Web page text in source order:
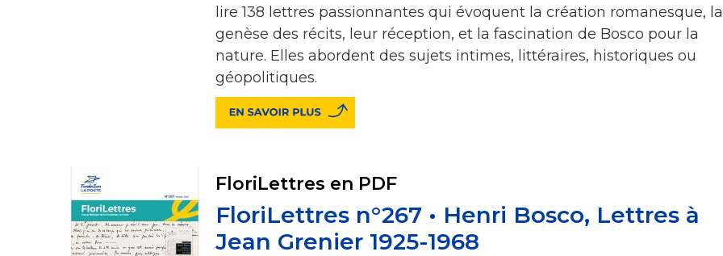
lire 138 lettres passionnantes qui évoquent la création romanesque, la
genèse des récits, leur réception, et la fascination de Bosco pour la
nature. Elles abordent des sujets intimes, littéraires, historiques ou
géopolitiques.
FloriLettres en PDF
FloriLettres n°267 • Henri Bosco, Lettres à
Jean Grenier 1925-1968